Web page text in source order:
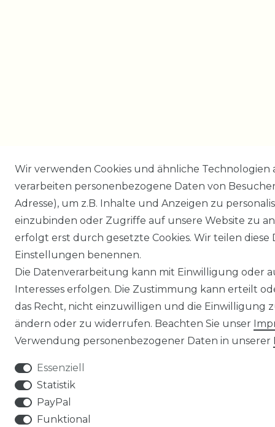
Wir verwenden Cookies und ähnliche
verarbeiten personenbezogene Daten von
Adresse), um z.B. Inhalte und Anzeigen zu
einzubinden oder Zugriffe auf unsere Website zu
erfolgt erst durch gesetzte Cookies. Wir teilen
Einstellungen benennen.
Die Datenverarbeitung kann mit Einwilligung oder
Interesses erfolgen. Die Zustimmung kann erteilt
das Recht, nicht einzuwilligen und die Einwilligung
ändern oder zu widerrufen. Beachten Sie unser
Verwendung personenbezogener Daten in unserer
Essenziell
Statistik
PayPal
Funktional